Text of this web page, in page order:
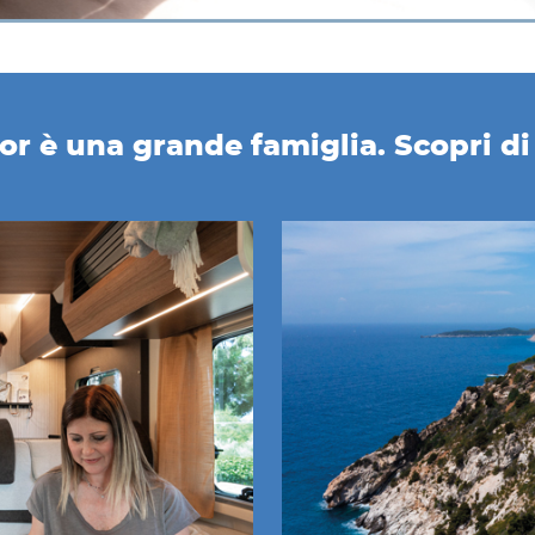
è una grande famiglia. Scopri